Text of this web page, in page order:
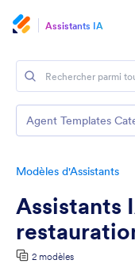
Assistants IA
Modèles d'Assistants
Assistants
2 modèles
Agent Templates